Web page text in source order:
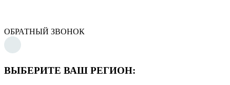
ОБРАТНЫЙ ЗВОНОК
ВЫБЕРИТЕ ВАШ РЕГИОН: